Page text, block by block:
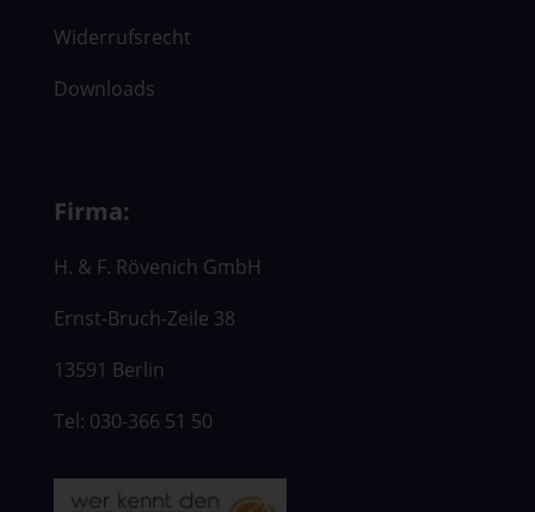
Widerrufsrecht
Downloads
Firma:
H. & F. Rövenich GmbH
Ernst-Bruch-Zeile 38
13591 Berlin
Tel: 030-366 51 50